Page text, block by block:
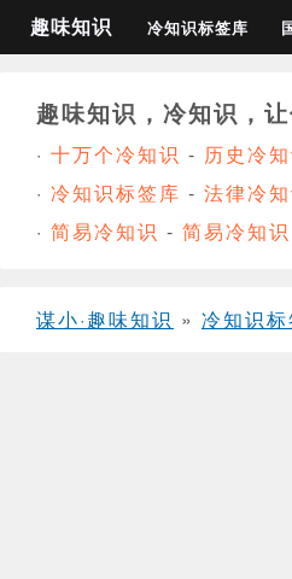
趣味知识 冷知识标签库
趣味知识，冷知识，让
· 十万个冷知识 - 历史冷
· 冷知识标签库 - 法律冷
· 简易冷知识 - 简易冷知
谋小·趣味知识 » 冷知识